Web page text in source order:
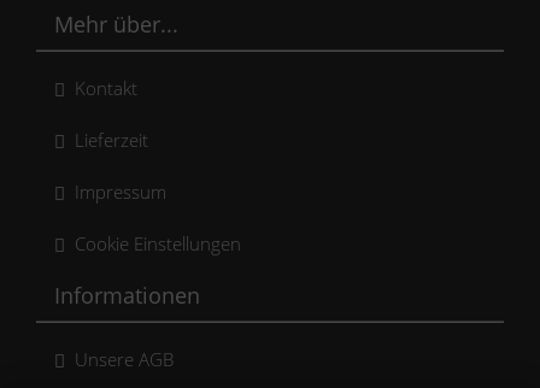
Mehr über...
Kontakt
Lieferzeit
Impressum
Cookie Einstellungen
Informationen
Unsere AGB